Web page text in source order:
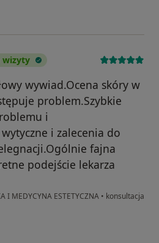
wizyty
wywiad.Ocena skóry w
problem.Szybkie
i
i zalecenia do
fajna
podejście lekarza
I MEDYCYNA ESTETYCZNA • konsultacja